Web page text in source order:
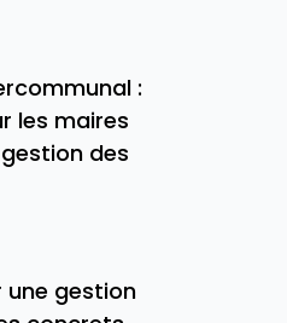
:
les maires
des
une gestion